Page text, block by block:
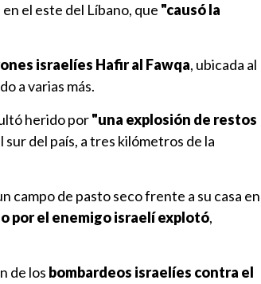
el este del Líbano, que "causó la
israelíes Hafir al Fawqa, ubicada al
a varias más.
herido por"una explosión de restos
sur del país, a tres kilómetros de la
campo de pasto seco frente a su casa en
por el enemigo israelí explotó,
de los bombardeos israelíes contra el